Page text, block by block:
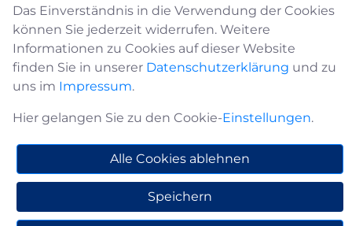
Kontakt
Dieter Harbeke
Leitung Ordnungs-/Einwohnermeldeamt,
d.harbeke@medebach.de
02982 / 400-112
Adresse Sprechzeiten Details
Das Einverständnis in die Verwendung der Cookies
können Sie jederzeit widerrufen. Weitere
Informationen zu Cookies auf dieser Website
finden Sie in unserer Datenschutzerklärung und zu
uns im Impressum.
Hier gelangen Sie zu den Cookie-Einstellungen.
Alle Cookies ablehnen
Speichern